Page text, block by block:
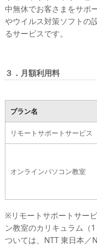
中無休でお客さまをサポ
やウイルス対策ソフトの
るサービスです。
３．月額利用料
プラン名
リモートサポートサービス
オンラインパソコン教室
※リモートサポートサー
ン教室のカリキュラム（
ついては、NTT 東日本／